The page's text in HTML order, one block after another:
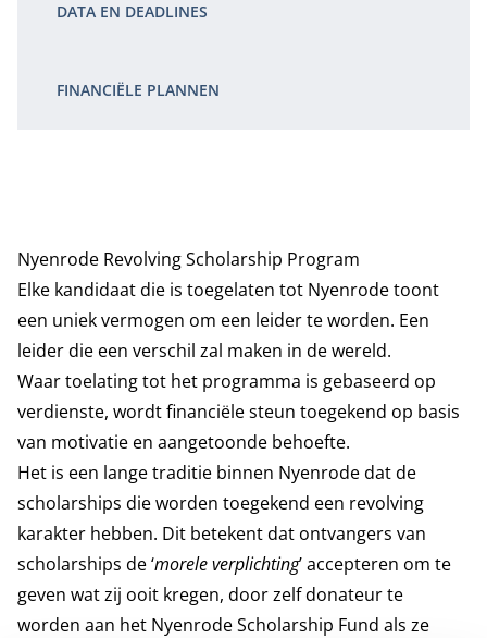
DATA EN DEADLINES
FINANCIËLE PLANNEN
Nyenrode Revolving Scholarship Program
Elke kandidaat die is toegelaten tot Nyenrode toont
een uniek vermogen om een leider te worden. Een
leider die een verschil zal maken in de wereld.
Waar toelating tot het programma is gebaseerd op
verdienste, wordt financiële steun toegekend op basis
van motivatie en aangetoonde behoefte.
Het is een lange traditie binnen Nyenrode dat de
scholarships die worden toegekend een revolving
karakter hebben. Dit betekent dat ontvangers van
scholarships de ‘morele verplichting’ accepteren om te
geven wat zij ooit kregen, door zelf donateur te
worden aan het Nyenrode Scholarship Fund als ze